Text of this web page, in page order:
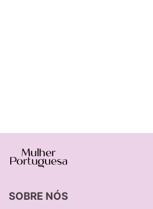
SOBRE NÓS